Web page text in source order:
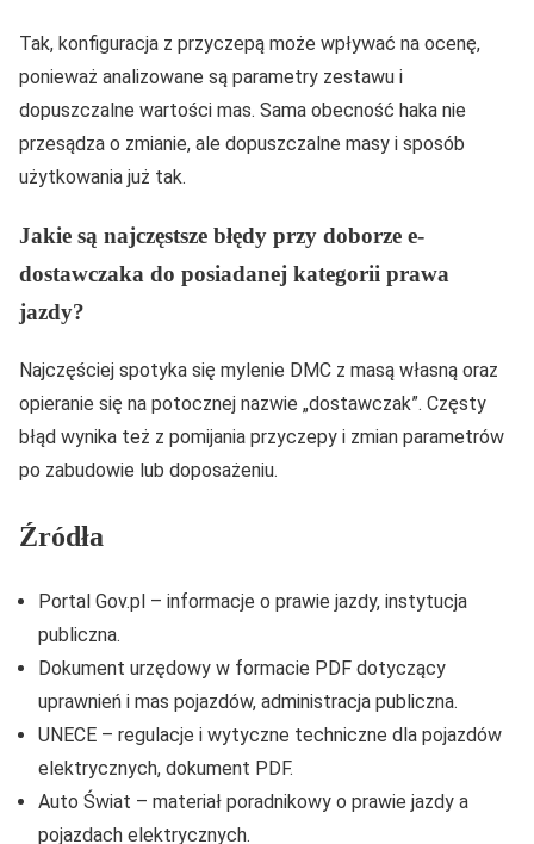
Tak, konfiguracja z przyczepą może wpływać na ocenę,
ponieważ analizowane są parametry zestawu i
dopuszczalne wartości mas. Sama obecność haka nie
przesądza o zmianie, ale dopuszczalne masy i sposób
użytkowania już tak.
Jakie są najczęstsze błędy przy doborze e-
dostawczaka do posiadanej kategorii prawa
jazdy?
Najczęściej spotyka się mylenie DMC z masą własną oraz
opieranie się na potocznej nazwie „dostawczak”. Częsty
błąd wynika też z pomijania przyczepy i zmian parametrów
po zabudowie lub doposażeniu.
Źródła
Portal Gov.pl – informacje o prawie jazdy, instytucja
publiczna.
Dokument urzędowy w formacie PDF dotyczący
uprawnień i mas pojazdów, administracja publiczna.
UNECE – regulacje i wytyczne techniczne dla pojazdów
elektrycznych, dokument PDF.
Auto Świat – materiał poradnikowy o prawie jazdy a
pojazdach elektrycznych.